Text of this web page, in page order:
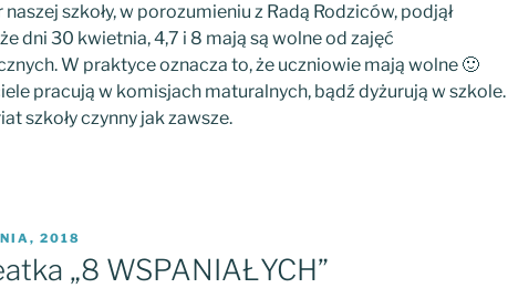
szkoły, w porozumieniu z Radą Rodziców, podjął
dni 30 kwietnia, 4,7 i 8 mają są wolne od zajęć
W praktyce oznacza to, że uczniowie mają wolne 🙂
pracują w komisjach maturalnych, bądź dyżurują w szkole.
szkoły czynny jak zawsze.
2018
„8 WSPANIAŁYCH”